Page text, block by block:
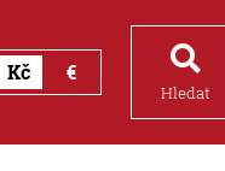
Kč €
Hledat